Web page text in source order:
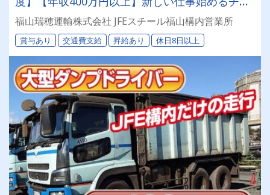
ンス！【月8〜9日休み（シフト制）】【会社負担
で大型免許取得可能】【賞与年2回】【有給休
暇】【手積み・手降ろしナシ】
福山瑞穂運輸株式会社 JFEスチール福山構内営業所
賞与あり 交通費支給 昇給あり 休日8日以上